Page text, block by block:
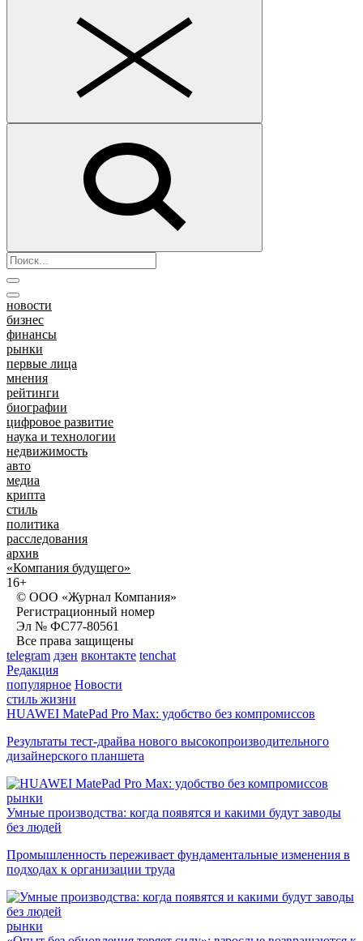
новости
бизнес
финансы
рынки
первые лица
мнения
рейтинги
биографии
цифровое развитие
наука и технологии
недвижимость
авто
медиа
крипта
стиль
политика
расследования
архив
«Компания будущего»
16+
© ООО «Журнал Компания»
Регистрационный номер
Эл № ФС77-80561
Все права защищены
telegram дзен вконтакте tenchat
Редакция
популярное Новости
стиль жизни
HUAWEI MatePad Pro Max: удобство без компромиссов
Результаты тест-драйва нового высокопроизводительного
дизайнерского планшета
рынки
Умные производства: когда появятся и какими будут заводы
без людей
Промышленность переживает фундаментальные изменения в
подходах к организации труда
рынки